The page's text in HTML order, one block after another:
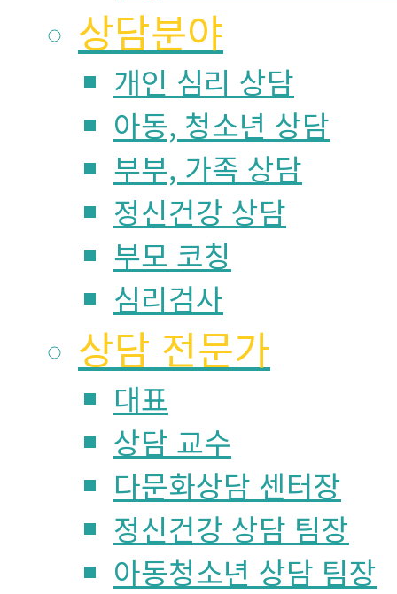
상담분야
개인 심리 상담
아동, 청소년 상담
부부, 가족 상담
정신건강 상담
부모 코칭
심리검사
상담 전문가
대표
상담 교수
다문화상담 센터장
정신건강 상담 팀장
아동청소년 상담 팀장